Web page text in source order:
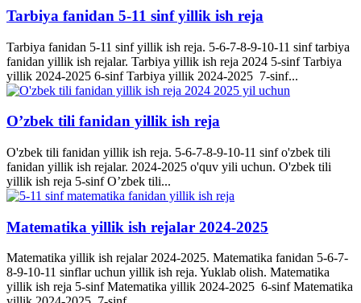
Tarbiya fanidan 5-11 sinf yillik ish reja
Tarbiya fanidan 5-11 sinf yillik ish reja. 5-6-7-8-9-10-11 sinf tarbiya
fanidan yillik ish rejalar. Tarbiya yillik ish reja 2024 5-sinf Tarbiya
yillik 2024-2025 6-sinf Tarbiya yillik 2024-2025 7-sinf...
O’zbek tili fanidan yillik ish reja
O'zbek tili fanidan yillik ish reja. 5-6-7-8-9-10-11 sinf o'zbek tili
fanidan yillik ish rejalar. 2024-2025 o'quv yili uchun. O'zbek tili
yillik ish reja 5-sinf O’zbek tili...
Matematika yillik ish rejalar 2024-2025
Matematika yillik ish rejalar 2024-2025. Matematika fanidan 5-6-7-
8-9-10-11 sinflar uchun yillik ish reja. Yuklab olish. Matematika
yillik ish reja 5-sinf Matematika yillik 2024-2025 6-sinf Matematika